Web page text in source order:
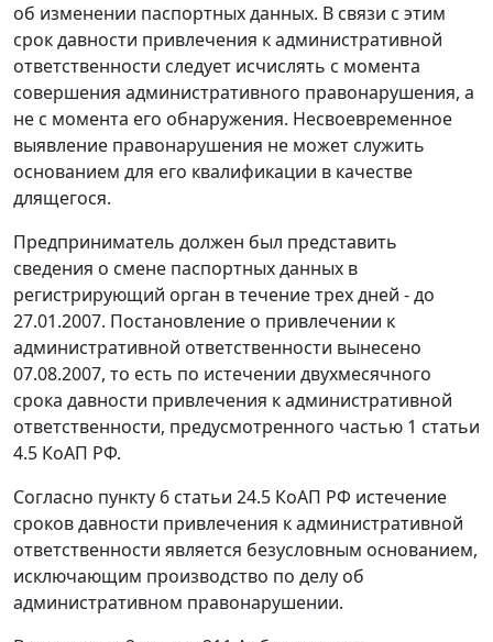
об изменении паспортных данных. В связи с этим
срок давности привлечения к административной
ответственности следует исчислять с момента
совершения административного правонарушения, а
не с момента его обнаружения. Несвоевременное
выявление правонарушения не может служить
основанием для его квалификации в качестве
длящегося.
Предприниматель должен был представить
сведения о смене паспортных данных в
регистрирующий орган в течение трех дней - до
27.01.2007. Постановление о привлечении к
административной ответственности вынесено
07.08.2007, то есть по истечении двухмесячного
срока давности привлечения к административной
ответственности, предусмотренного частью 1 статьи
4.5 КоАП РФ.
Согласно пункту 6 статьи 24.5 КоАП РФ истечение
сроков давности привлечения к административной
ответственности является безусловным основанием,
исключающим производство по делу об
административном правонарушении.